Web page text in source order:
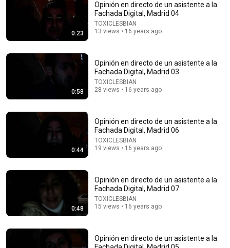
2:18
Medialab Prado a través de sus usuarios y
colaboradores. Subtitulado accesible
Medialab Matadero
Cybersecurity Expert: 9 Apps I Deleted From My
Phone to Stay Safer
María Aperador | Criminología y Ciberseguridad
Auto-dubbed
0:23
Opinión en directo de un asistente a la
Fachada Digital, Madrid 04
TOXICLESBIAN
13 views • 16 years ago
0:58
Opinión en directo de un asistente a la
Fachada Digital, Madrid 03
TOXICLESBIAN
28 views • 16 years ago
0:44
Opinión en directo de un asistente a la
Fachada Digital, Madrid 06
TOXICLESBIAN
19 views • 16 years ago
0:48
Opinión en directo de un asistente a la
Fachada Digital, Madrid 07
TOXICLESBIAN
15 views • 16 years ago
Opinión en directo de un asistente a la